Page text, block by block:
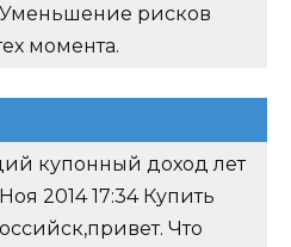
рисков
момента.
купонный доход лет
2014 17:34 Купить
Что